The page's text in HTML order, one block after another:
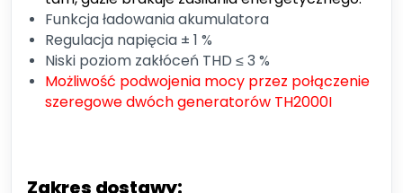
Funkcja ładowania akumulatora
Regulacja napięcia ± 1 %
Niski poziom zakłóceń THD ≤ 3 %
Możliwość podwojenia mocy przez połączenie
szeregowe dwóch generatorów TH2000I
Zakres dostawy: